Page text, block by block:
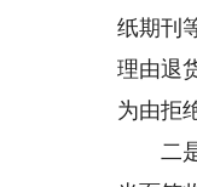
纸期刊
理由退
为由拒
二是